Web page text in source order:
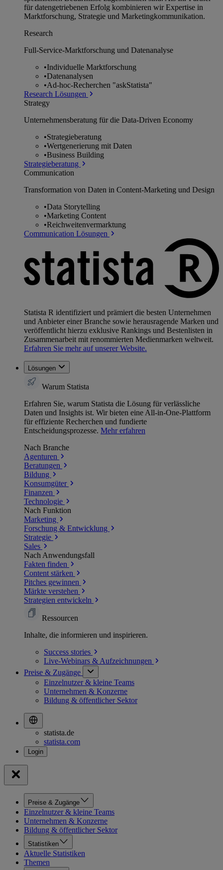
für datengetriebenen Erfolg kombinieren wir Expertise in
Marktforschung, Strategie und Marketingkommunikation.
Research
Full-Service-Marktforschung und Datenanalyse
•Individuelle Marktforschung
•Datenanalysen
•Ad-hoc-Recherchen "askStatista"
Research Lösungen
Strategy
Unternehmens­beratung für die Data-Driven Economy
•Strategieberatung
•Wertgenerierung mit Daten
•Business Building
Strategieberatung
Communication
Transformation von Daten in Content-Marketing und Design
•Data Storytelling
•Marketing Content
•Reichweitenvermarktung
Communication Lösungen
Statista R identifiziert und prämiert die besten Unternehmen
und Anbieter einer Branche sowie herausragende Marken und
veröffentlicht hierzu exklusive Rankings und Bestenlisten in
Zusammenarbeit mit renommierten Medienmarken weltweit.
Erfahren Sie mehr auf unserer Website.
Lösungen
Warum Statista
Erfahren Sie, warum Statista die Lösung für verlässliche
Daten und Insights ist. Wir bieten eine All-in-One-Plattform
für effiziente Recherchen und fundierte
Entscheidungsprozesse. Mehr erfahren
Nach Branche
Agenturen
Beratungen
Bildung
Konsumgüter
Finanzen
Technologie
Nach Funktion
Marketing
Forschung & Entwicklung
Strategie
Sales
Nach Anwendungsfall
Fakten finden
Content stärken
Pitches gewinnen
Märkte verstehen
Strategien entwickeln
Ressourcen
Inhalte, die informieren und inspirieren.
Success stories
Live-Webinars & Aufzeichnungen
Preise & Zugänge
Einzelnutzer & kleine Teams
Unternehmen & Konzerne
Bildung & öffentlicher Sektor
statista.de
statista.com
Preise & Zugänge
Einzelnutzer & kleine Teams
Unternehmen & Konzerne
Bildung & öffentlicher Sektor
Statistiken
Aktuelle Statistiken
Themen